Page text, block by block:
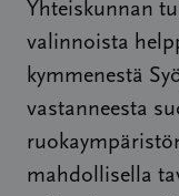
Yhteiskunnan
valinnoista
kymmenestä
vastanneesta
mahdollisella